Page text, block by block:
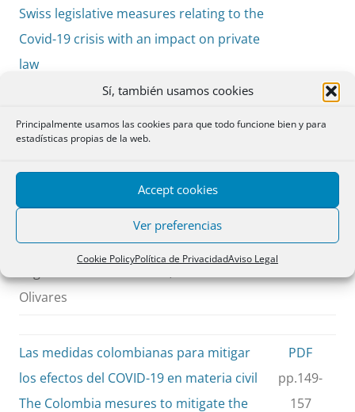
Sí, también usamos cookies
Principalmente usamos las cookies para que todo funcione bien y para
estadísticas propias de la web.
Accept cookies
Ver preferencias
Cookie PolicyPolítica de PrivacidadAviso Legal
Swiss legislative measures relating to the
Covid-19 crisis with an impact on private
law
El impacto del COVID 19 en los
contratos. El caso chileno: Medidas
excepcionales y Derecho común
Contract Law and COVID 19 in Chile.
Exceptional regulations and general law
Olivares
pp. 135-
Las medidas colombianas para mitigar
los efectos del COVID-19 en materia civil
The Colombia mesures to mitigate the
PDF
pp.149-
157